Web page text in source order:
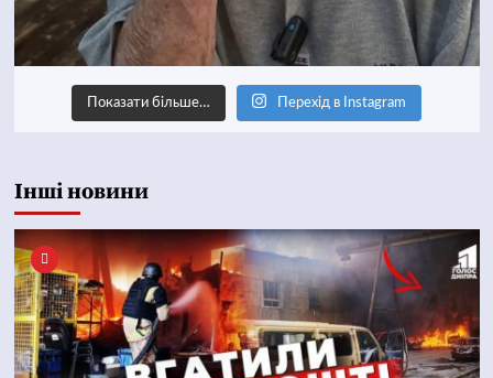
Показати більше… Перехід в Instagram
Інші новини